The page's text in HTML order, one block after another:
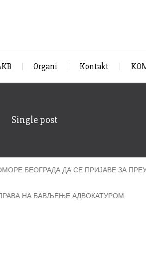
Organi Kontakt
Single post
БЕОГРАДА ДА СЕ ПРИЈАВЕ ЗА
НА БАВЉЕЊЕ АДВОКАТУРОМ.